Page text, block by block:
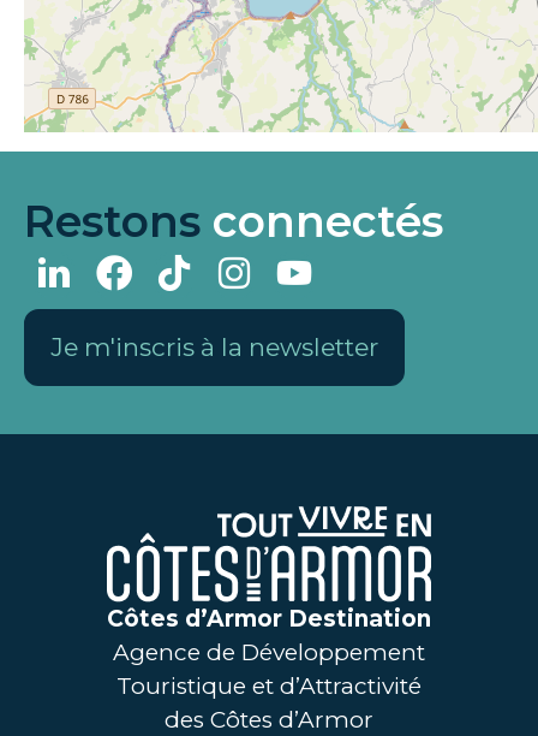
Restons connectés
Je m'inscris à la newsletter
Côtes d’Armor Destination
Agence de Développement
Touristique et d’Attractivité
des Côtes d’Armor